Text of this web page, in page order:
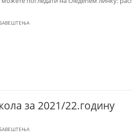
за 2021/22.годину